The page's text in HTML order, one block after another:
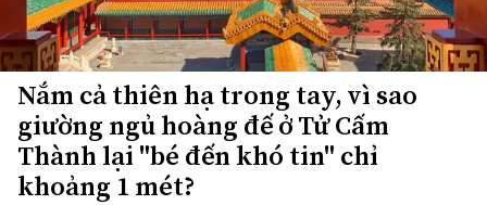
Nắm cả thiên hạ trong tay, vì sao
giường ngủ hoàng đế ở Tử Cấm
Thành lại "bé đến khó tin" chỉ
khoảng 1 mét?